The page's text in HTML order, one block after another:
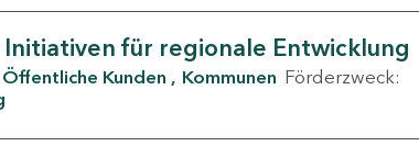
für regionale Entwicklung
Öffentliche Kunden Kommunen Förderzweck: